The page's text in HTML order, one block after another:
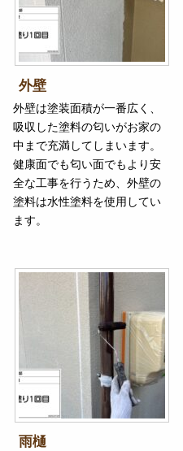
外壁
外壁は塗装面積が一番広く、
吸収した塗料の匂いがお家の
中まで充満してしまいます。
健康面でも匂い面でもより安
全な工事を行うため、外壁の
塗料は水性塗料を使用してい
ます。
雨樋